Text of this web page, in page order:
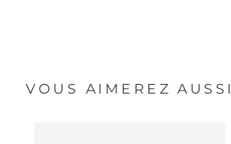
VOUS AIMEREZ AUSSI